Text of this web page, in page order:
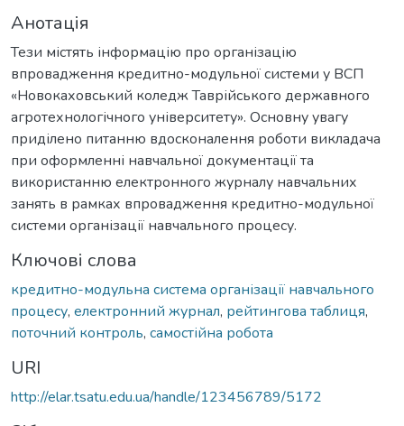
Анотація
Тези містять інформацію про організацію
впровадження кредитно-модульної системи у ВСП
«Новокаховський коледж Таврійського державного
агротехнологічного університету». Основну увагу
приділено питанню вдосконалення роботи викладача
при оформленні навчальної документації та
використанню електронного журналу навчальних
занять в рамках впровадження кредитно-модульної
системи організації навчального процесу.
Ключові слова
кредитно-модульна система організації навчального
процесу, електронний журнал, рейтингова таблиця,
поточний контроль, самостійна робота
URI
http://elar.tsatu.edu.ua/handle/123456789/5172